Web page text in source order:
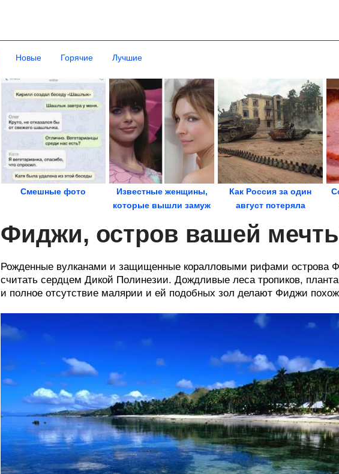
Новые Горячие Лучшие
Смешные фото
Известные женщины,
которые вышли замуж
Как Россия за один
август потеряла
в...
Фиджи, остров вашей
Рожденные вулканами и защищенные коралловыми рифами острова
считать сердцем Дикой Полинезии. Дождливые леса тропиков,
и полное отсутствие малярии и ей подобных зол делают Фиджи